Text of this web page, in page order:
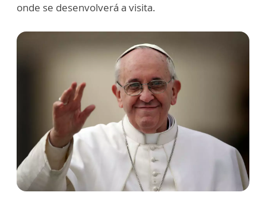
onde se desenvolverá a visita.